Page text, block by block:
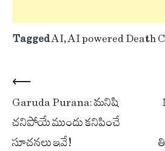
TaggedAI,AI powered Death
Post
navigation
⟵
Garuda Purana: మనిషి
చనిపోయే ముందు కనిపించే
సూచనలు ఇవే!